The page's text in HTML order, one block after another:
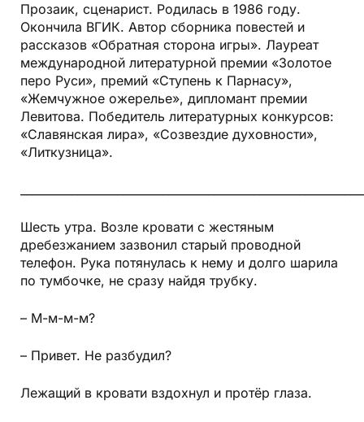
Прозаик, сценарист. Родилась в 1986 году.
Окончила ВГИК. Автор сборника повестей и
рассказов «Обратная сторона игры». Лауреат
международной литературной премии «Золотое
перо Руси», премий «Ступень к Парнасу»,
«Жемчужное ожерелье», дипломант премии
Левитова. Победитель литературных конкурсов:
«Славянская лира», «Созвездие духовности»,
«Литкузница».
Шесть утра. Возле кровати с жестяным
дребезжанием зазвонил старый проводной
телефон. Рука потянулась к нему и долго шарила
по тумбочке, не сразу найдя трубку.
– М-м-м-м?
– Привет. Не разбудил?
Лежащий в кровати вздохнул и протёр глаза.